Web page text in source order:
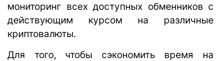
мониторинг всех доступных обменников с
действующим курсом на различные
криптовалюты.
Для того, чтобы сэкономить время на